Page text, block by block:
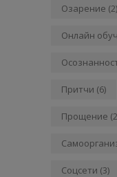
Озарение (2)
Онлайн
Притчи (6)
Прощение
Соцсети (3)